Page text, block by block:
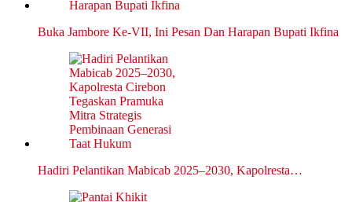
Buka Jambore Ke-VII, Ini Pesan Dan Harapan Bupati Ikfina
Hadiri Pelantikan Mabicab 2025–2030, Kapolresta…